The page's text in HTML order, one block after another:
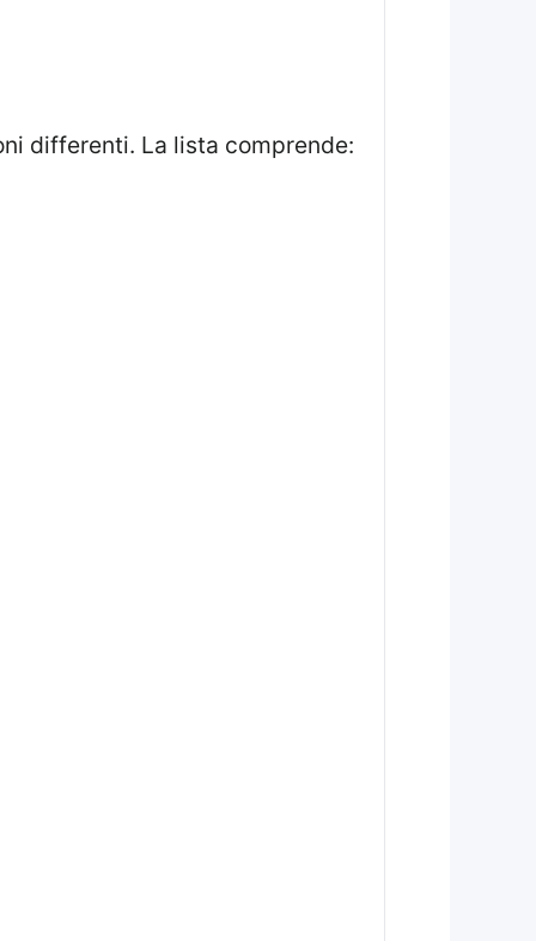
differenti. La lista comprende: